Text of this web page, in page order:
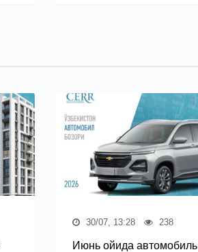
30/07, 13:28 238
Июнь ойида автомобиль